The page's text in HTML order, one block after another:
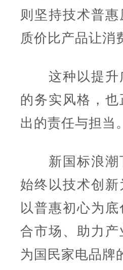
则坚持技术普
质价比产品让消
这种以提升
的务实风格，
出的责任与担当。
新国标浪潮
始终以技术创
以普惠初心为
合市场、助力
为国民家电品牌